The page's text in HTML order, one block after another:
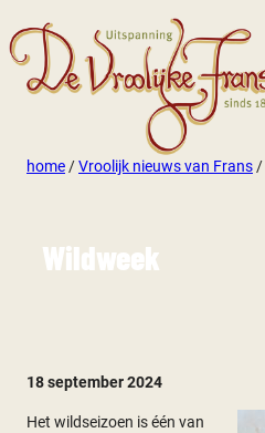
home/Vroolijk nieuws van Frans/
Wildweek
18 september 2024
Het wildseizoen is één van